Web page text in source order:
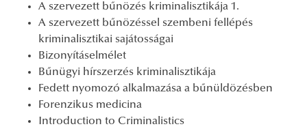
A szervezett bűnözés kriminalisztikája 1.
A szervezett bűnözéssel szembeni fellépés
kriminalisztikai sajátosságai
Bizonyításelmélet
Bűnügyi hírszerzés kriminalisztikája
Fedett nyomozó alkalmazása a bűnüldözésben
Forenzikus medicina
Introduction to Criminalistics